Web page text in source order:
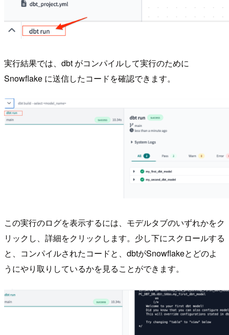
実行結果では、dbt がコンパイルして実行のために
Snowflake に送信したコードを確認できます。
この実行のログを表示するには、モデルタブのいずれかをク
リックし、詳細をクリックします。少し下にスクロールする
と、コンパイルされたコードと、dbtがSnowflakeとどのよ
うにやり取りしているかを見ることができます。